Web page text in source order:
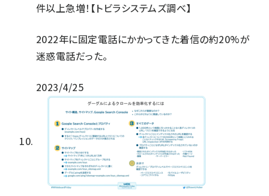
件以上急増！【トビラシステムズ調べ】
2022年に固定電話にかかってきた着信の約20%が
迷惑電話だった。
2023/4/25